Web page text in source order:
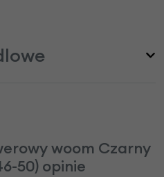
woom Czarny
50) opinie